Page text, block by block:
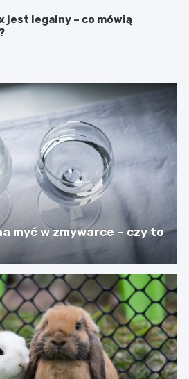
jest legalny – co mówią
myć w zmywarce – czy to